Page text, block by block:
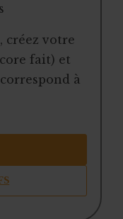
créez votre
fait) et
à